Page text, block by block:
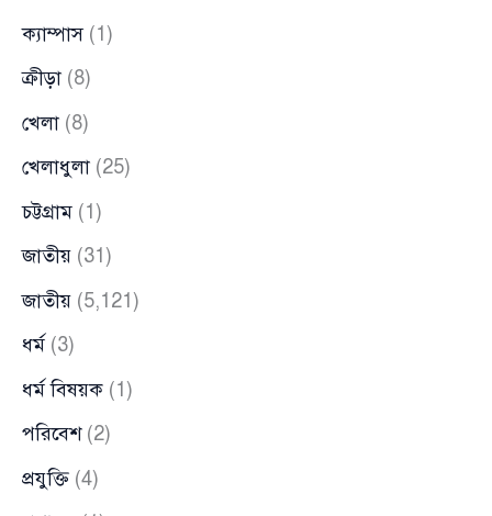
ক্যাম্পাস(1)
ক্রীড়া (8)
খেলা (8)
খেলাধুলা (25)
চট্টগ্রাম (1)
জাতীয় (31)
জাতীয় (5,121)
ধর্ম (3)
ধর্ম বিষয়ক (1)
পরিবেশ(2)
প্রযুক্তি (4)